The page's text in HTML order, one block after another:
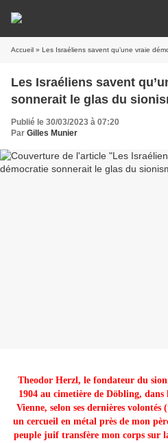
Accueil » Les Israéliens savent qu’une vraie
Les Israéliens savent
sonnerait le glas du
Publié le 30/03/2023 à 07:20
Par Gilles Munier
Theodor Herzl, le fondateur du
1904 au cimetière de Döbling,
Vienne, selon ses dernières volontés
un cercueil en métal près de mon
peuple juif transfère mon corps sur